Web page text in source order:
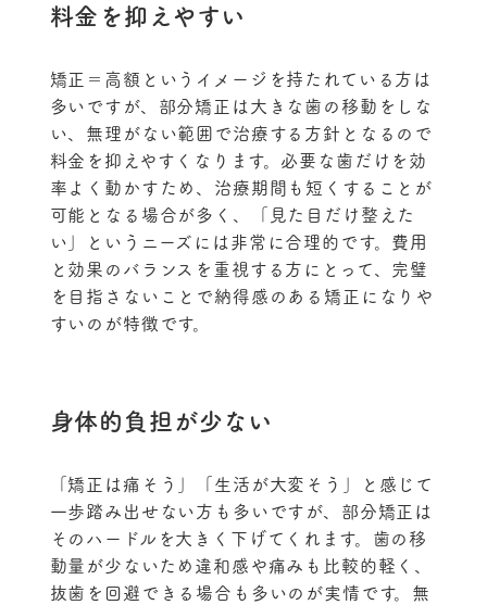
料金を抑えやすい
矯正＝高額というイメージを持たれている方は
多いですが、部分矯正は大きな歯の移動をしな
い、無理がない範囲で治療する方針となるので
料金を抑えやすくなります。必要な歯だけを効
率よく動かすため、治療期間も短くすることが
可能となる場合が多く、「見た目だけ整えた
い」というニーズには非常に合理的です。費用
と効果のバランスを重視する方にとって、完璧
を目指さないことで納得感のある矯正になりや
すいのが特徴です。
身体的負担が少ない
「矯正は痛そう」「生活が大変そう」と感じて
一歩踏み出せない方も多いですが、部分矯正は
そのハードルを大きく下げてくれます。歯の移
動量が少ないため違和感や痛みも比較的軽く、
抜歯を回避できる場合も多いのが実情です。無